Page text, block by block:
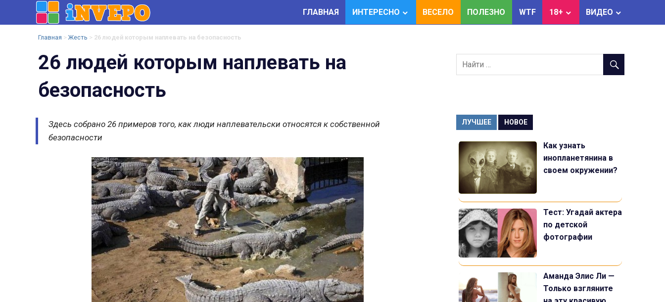
InVePo.Ru
Развлекательный
ГЛАВНАЯ ИНТЕРЕСНО ВЕСЕЛО ПОЛЕЗНО WTF 18+ ВИДЕО
Главная > Жесть > 26 людей которым наплевать на безопасность
26 людей которым наплевать на
безопасность
Здесь собрано 26 примеров того, как люди наплевательски относятся к собственной
безопасности
ЛУЧШЕЕ НОВОЕ
Как узнать
инопланетянина в
своем окружении?
Тест: Угадай актера
по детской
фотографии
Аманда Элис Ли —
Только взгляните